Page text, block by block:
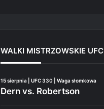
WALKI MISTRZOWSKIE UFC
15 sierpnia | UFC 330 | Waga słomkowa
Dern vs. Robertson